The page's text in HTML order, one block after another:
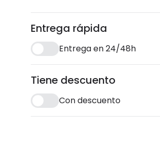
Entrega rápida
Entrega en 24/48h
Tiene descuento
Con descuento